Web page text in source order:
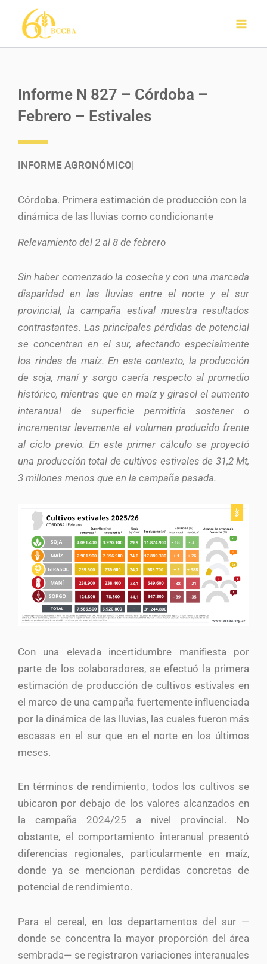
contenido
Informe N 827 – Córdoba –
Febrero – Estivales
INFORME AGRONÓMICO|
Córdoba. Primera estimación de producción con la
dinámica de las lluvias como condicionante
Relevamiento del 2 al 8 de febrero
Sin haber comenzado la cosecha y con una marcada
disparidad en las lluvias entre el norte y el sur
provincial, la campaña estival muestra resultados
contrastantes. Las principales pérdidas de potencial
se concentran en el sur, afectando especialmente
los rindes de maíz. En este contexto, la producción
de soja, maní y sorgo caería respecto al promedio
histórico, mientras que en maíz y girasol el aumento
interanual de superficie permitiría sostener o
incrementar levemente el volumen producido frente
al ciclo previo. En este primer cálculo se proyectó
una producción total de cultivos estivales de 31,2 Mt,
3 millones menos que en la campaña pasada.
Con una elevada incertidumbre manifiesta por
parte de los colaboradores, se efectuó la primera
estimación de producción de cultivos estivales en
el marco de una campaña fuertemente influenciada
por la dinámica de las lluvias, las cuales fueron más
escasas en el sur que en el norte en los últimos
meses.
En términos de rendimiento, todos los cultivos se
ubicaron por debajo de los valores alcanzados en
la campaña 2024/25 a nivel provincial. No
obstante, el comportamiento interanual presentó
diferencias regionales, particularmente en maíz,
donde ya se mencionan perdidas concretas de
potencial de rendimiento.
Para el cereal, en los departamentos del sur —
donde se concentra la mayor proporción del área
sembrada— se registraron variaciones interanuales